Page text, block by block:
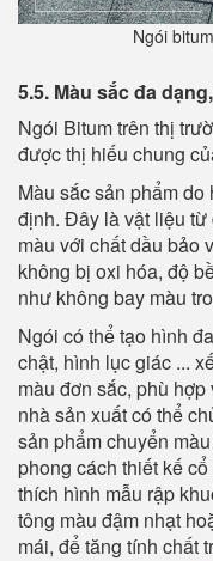
Ngói
5.5. Màu sắc đa
Ngói Bitum trên thị
được thị hiếu chung
Màu sắc sản phẩm
định. Đây là vật liệu
màu với chất dầu bảo
không bị oxi hóa, độ
như không bay màu
Ngói có thể tạo hình
chật, hình lục giác ...
màu đơn sắc, phù
nhà sản xuất có thể
sản phẩm chuyển
phong cách thiết kế
thích hình mẫu rập
tông màu đậm nhạt
mái, để tăng tính chất